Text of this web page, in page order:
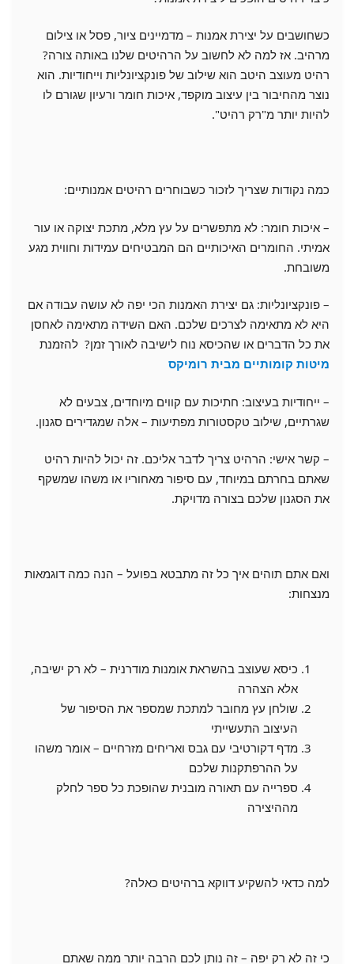
כשחושבים על יצירת אמנות – מדמיינים ציור, פסל או צילום
מרהיב. אז למה לא לחשוב על הרהיטים שלנו באותה צורה?
רהיט מעוצב היטב הוא שילוב של פונקציונליות וייחודיות. הוא
נוצר מהחיבור בין עיצוב מוקפד, איכות חומר ורעיון שגורם לו
להיות יותר מ"רק רהיט".
כמה נקודות שצריך לזכור כשבוחרים רהיטים אמנותיים:
– איכות חומר: לא מתפשרים על עץ מלא, מתכת יצוקה או עור
אמיתי. החומרים האיכותיים הם המבטיחים עמידות וחווית מגע
משובחת.
– פונקציונליות: גם יצירת האמנות הכי יפה לא עושה עבודה אם
היא לא מתאימה לצרכים שלכם. האם השידה מתאימה לאחסן
את כל הדברים או שהכיסא נוח לישיבה לאורך זמן? להזמנת
מיטות קומותיים מבית רומיקס
– ייחודיות בעיצוב: חתיכות עם קווים מיוחדים, צבעים לא
שגרתיים, שילוב טקסטורות מפתיעות – אלה שמגדירים סגנון.
– קשר אישי: הרהיט צריך לדבר אליכם. זה יכול להיות רהיט
שאתם בחרתם במיוחד, עם סיפור מאחוריו או משהו שמשקף
את הסגנון שלכם בצורה מדויקת.
ואם אתם תוהים איך כל זה מתבטא בפועל – הנה כמה דוגמאות
מנצחות:
כיסא שעוצב בהשראת אומנות מודרנית – לא רק ישיבה,
אלא הצהרה
שולחן עץ מחובר למתכת שמספר את הסיפור של
העיצוב התעשייתי
מדף דקורטיבי עם גבס ואריחים מזרחיים – אומר משהו
על ההרפתקנות שלכם
ספרייה עם תאורה מובנית שהופכת כל ספר לחלק
מההיצירה
למה כדאי להשקיע דווקא ברהיטים כאלה?
כי זה לא רק יפה – זה נותן לכם הרבה יותר ממה שאתם